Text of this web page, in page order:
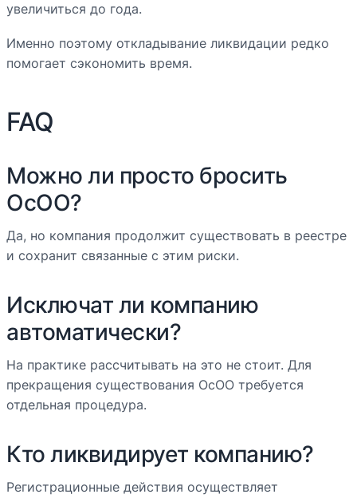
увеличиться до года.
Именно поэтому откладывание ликвидации редко
помогает сэкономить время.
FAQ
Можно ли просто бросить
ОсОО?
Да, но компания продолжит существовать в реестре
и сохранит связанные с этим риски.
Исключат ли компанию
автоматически?
На практике рассчитывать на это не стоит. Для
прекращения существования ОсОО требуется
отдельная процедура.
Кто ликвидирует компанию?
Регистрационные действия осуществляет